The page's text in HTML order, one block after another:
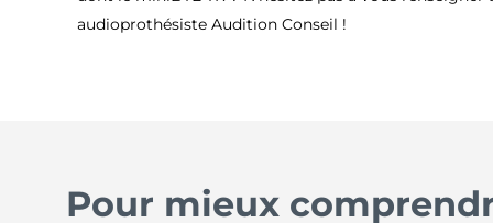
audioprothésiste Audition Conseil !
Pour mieux